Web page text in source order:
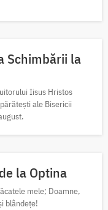
Schimbării la
Iisus Hristos
ale Bisericii
la Optina
mele; Doamne,
blândeţe!